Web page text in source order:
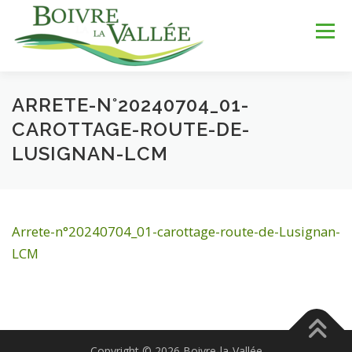
contenu
Menu
LA COMMUNE SERVICES JEUNESSE
ARRETE-N°20240704_01-
CAROTTAGE-ROUTE-DE-
LUSIGNAN-LCM
Arrete-n°20240704_01-carottage-route-de-Lusignan-
LCM